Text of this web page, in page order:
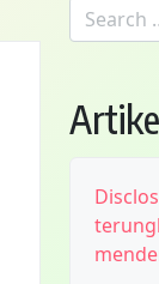
Search
for: